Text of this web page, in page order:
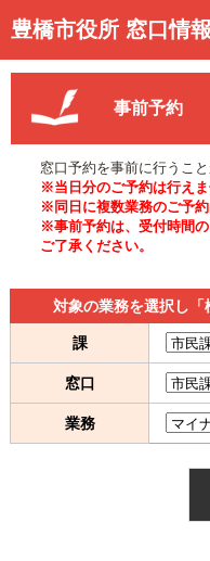
豊橋市役所 窓口情
トップページ
事前予約
予約状況確認
窓口混雑状況
待ち状況確認
交付状況確認
メール通知登録
混雑予想カレンダー
事前予約
窓口予約を事前に行うこと
※当日分のご予約は行えま
※同日に複数業務のご予約
※事前予約は、受付時間
ご了承ください。
対象の業務を選択し「
課
窓口
業務